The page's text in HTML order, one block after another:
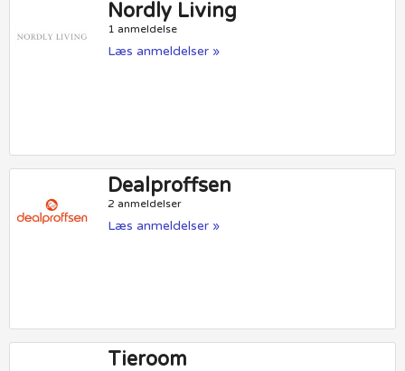
Nordly Living
1 anmeldelse
Læs anmeldelser »
Dealproffsen
2 anmeldelser
Læs anmeldelser »
Tieroom